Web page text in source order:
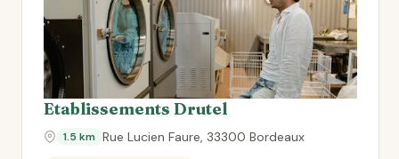
Etablissements Drutel
1.5 km Rue Lucien Faure, 33300 Bordeaux